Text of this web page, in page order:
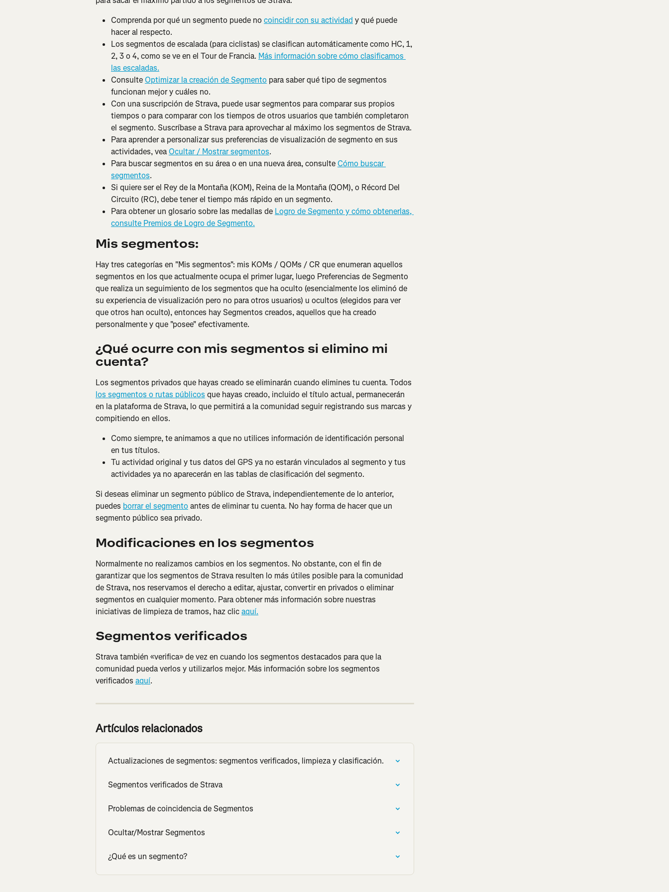
Comprenda por qué un segmento puede no coincidir con su actividad y qué puede
hacer al respecto.
Los segmentos de escalada (para ciclistas) se clasifican automáticamente como HC, 1,
2, 3 o 4, como se ve en el Tour de Francia. Más información sobre cómo clasificamos
las escaladas.
Consulte Optimizar la creación de Segmento para saber qué tipo de segmentos
funcionan mejor y cuáles no.
Con una suscripción de Strava, puede usar segmentos para comparar sus propios
tiempos o para comparar con los tiempos de otros usuarios que también completaron
el segmento. Suscríbase a Strava para aprovechar al máximo los segmentos de Strava.
Para aprender a personalizar sus preferencias de visualización de segmento en sus
actividades, vea Ocultar / Mostrar segmentos.
Para buscar segmentos en su área o en una nueva área, consulte Cómo buscar
segmentos.
Si quiere ser el Rey de la Montaña (KOM), Reina de la Montaña (QOM), o Récord Del
Circuito (RC), debe tener el tiempo más rápido en un segmento.
Para obtener un glosario sobre las medallas de Logro de Segmento y cómo obtenerlas,
consulte Premios de Logro de Segmento.
Mis segmentos:
Hay tres categorías en "Mis segmentos": mis KOMs / QOMs / CR que enumeran aquellos
segmentos en los que actualmente ocupa el primer lugar, luego Preferencias de Segmento
que realiza un seguimiento de los segmentos que ha oculto (esencialmente los eliminó de
su experiencia de visualización pero no para otros usuarios) u ocultos (elegidos para ver
que otros han oculto), entonces hay Segmentos creados, aquellos que ha creado
personalmente y que "posee" efectivamente.
¿Qué ocurre con mis segmentos si elimino mi
cuenta?
Los segmentos privados que hayas creado se eliminarán cuando elimines tu cuenta. Todos
los segmentos o rutas públicos que hayas creado, incluido el título actual, permanecerán
en la plataforma de Strava, lo que permitirá a la comunidad seguir registrando sus marcas y
compitiendo en ellos.
Como siempre, te animamos a que no utilices información de identificación personal
en tus títulos.
Tu actividad original y tus datos del GPS ya no estarán vinculados al segmento y tus
actividades ya no aparecerán en las tablas de clasificación del segmento.
Si deseas eliminar un segmento público de Strava, independientemente de lo anterior,
puedes borrar el segmento antes de eliminar tu cuenta. No hay forma de hacer que un
segmento público sea privado.
Modificaciones en los segmentos
Normalmente no realizamos cambios en los segmentos. No obstante, con el fin de
garantizar que los segmentos de Strava resulten lo más útiles posible para la comunidad
de Strava, nos reservamos el derecho a editar, ajustar, convertir en privados o eliminar
segmentos en cualquier momento. Para obtener más información sobre nuestras
iniciativas de limpieza de tramos, haz clic aquí.
Segmentos verificados
Strava también «verifica» de vez en cuando los segmentos destacados para que la
comunidad pueda verlos y utilizarlos mejor. Más información sobre los segmentos
verificados aquí.
Artículos relacionados
Actualizaciones de segmentos: segmentos verificados, limpieza y clasificación.
Segmentos verificados de Strava
Problemas de coincidencia de Segmentos
Ocultar/Mostrar Segmentos
¿Qué es un segmento?